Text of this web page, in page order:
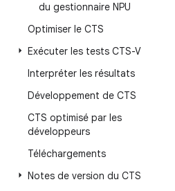
du gestionnaire NPU
Optimiser le CTS
Exécuter les tests CTS-V
Interpréter les résultats
Développement de CTS
CTS optimisé par les
développeurs
Téléchargements
Notes de version du CTS